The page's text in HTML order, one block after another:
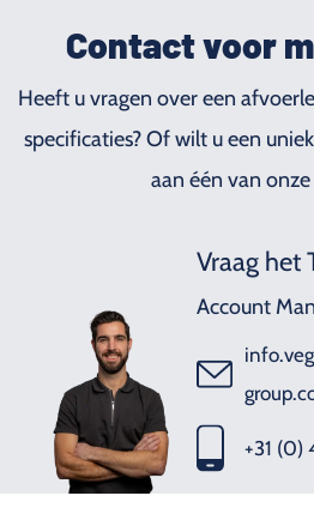
Contact voor
Heeft u vragen over een
specificaties? Of wilt u een
aan één van
Vraag het
Account
+31 (0)